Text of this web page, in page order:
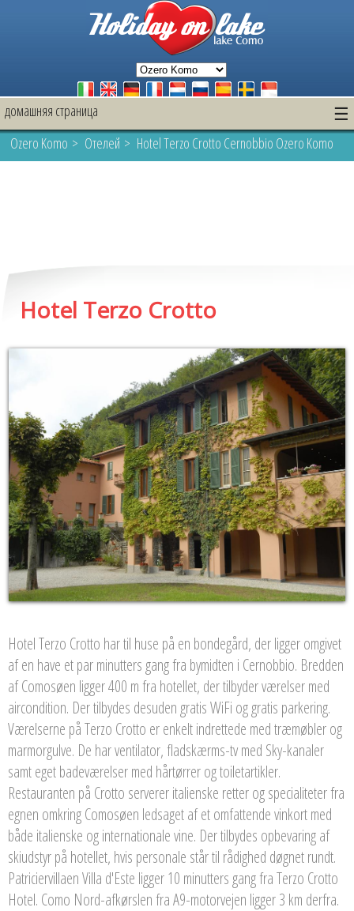
домашняя страница ☰
Ozero Komo > Oтелей > Hotel Terzo Crotto Cernobbio Ozero Komo
Hotel Terzo Crotto
Hotel Terzo Crotto har til huse på en bondegård, der ligger omgivet
af en have et par minutters gang fra bymidten i Cernobbio. Bredden
af ​​Comosøen ligger 400 m fra hotellet, der tilbyder værelser med
aircondition. Der tilbydes desuden gratis WiFi og gratis parkering.
Værelserne på Terzo Crotto er enkelt indrettede med træmøbler og
marmorgulve. De har ventilator, fladskærms-tv med Sky-kanaler
samt eget badeværelser med hårtørrer og toiletartikler.
Restauranten på Crotto serverer italienske retter og specialiteter fra
egnen omkring Comosøen ledsaget af et omfattende vinkort med
både italienske og internationale vine. Der tilbydes opbevaring af
skiudstyr på hotellet, hvis personale står til rådighed døgnet rundt.
Patriciervillaen Villa d'Este ligger 10 minutters gang fra Terzo Crotto
Hotel. Como Nord-afkørslen fra A9-motorvejen ligger 3 km derfra.